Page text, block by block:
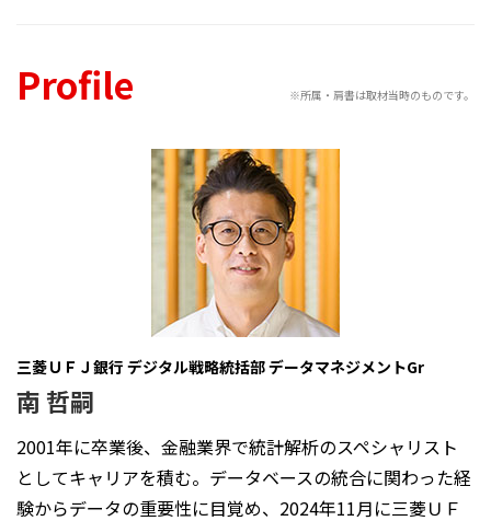
Profile ※所属・肩書は取材当時のものです。
三菱ＵＦＪ銀行 デジタル戦略統括部 データマネジメントGr
南 哲嗣
2001年に卒業後、金融業界で統計解析のスペシャリスト
としてキャリアを積む。データベースの統合に関わった経
験からデータの重要性に目覚め、2024年11月に三菱ＵＦ